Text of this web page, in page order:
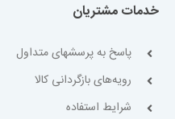
خدمات مشتریان
پاسخ به پرسشهای متداول
رویه‌های بازگردانی کالا
شرایط استفاده